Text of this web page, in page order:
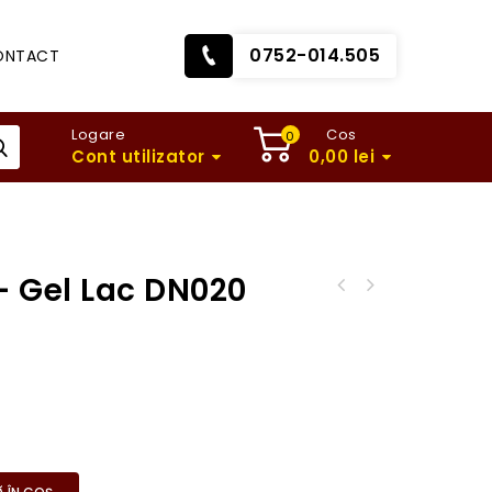
0752-014.505
Logare
Cont utilizator
0 Cos
0,00 lei
Lac DN020